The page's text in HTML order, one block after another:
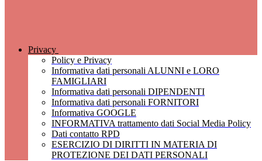
Privacy
Policy e Privacy
Informativa dati personali ALUNNI e LORO
FAMIGLIARI
Informativa dati personali DIPENDENTI
Informativa dati personali FORNITORI
Informativa GOOGLE
INFORMATIVA trattamento dati Social Media Policy
Dati contatto RPD
ESERCIZIO DI DIRITTI IN MATERIA DI
PROTEZIONE DEI DATI PERSONALI